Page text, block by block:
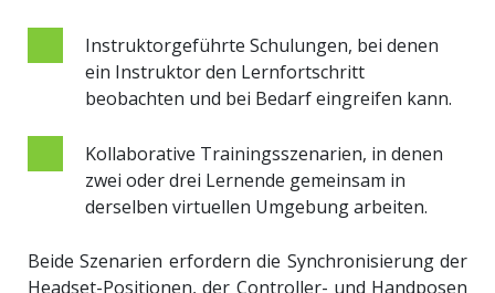
Instruktorgeführte Schulungen, bei denen
ein Instruktor den Lernfortschritt
beobachten und bei Bedarf eingreifen kann.
Kollaborative Trainingsszenarien, in denen
zwei oder drei Lernende gemeinsam in
derselben virtuellen Umgebung arbeiten.
Beide Szenarien erfordern die Synchronisierung der
Headset-Positionen, der Controller- und Handposen